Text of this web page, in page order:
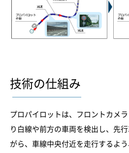
技術の仕組み
プロパイロットは、フロントカメ
り白線や前方の車両を検出し、先
がら、車線中央付近を走行するよう